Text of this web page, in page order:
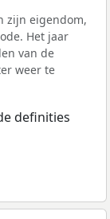
zijn eigendom,
Het jaar
van de
weer te
definities